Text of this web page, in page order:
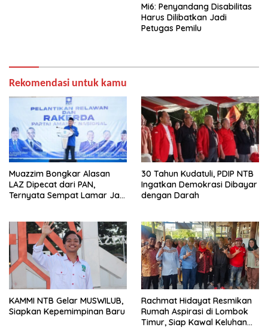
Mi6: Penyandang Disabilitas
Harus Dilibatkan Jadi
Petugas Pemilu
Rekomendasi untuk kamu
Muazzim Bongkar Alasan
LAZ Dipecat dari PAN,
Ternyata Sempat Lamar Jadi
30 Tahun Kudatuli, PDIP NTB
Ingatkan Demokrasi Dibayar
dengan Darah
KAMMI NTB Gelar MUSWILUB,
Siapkan Kepemimpinan Baru
Rachmat Hidayat Resmikan
Rumah Aspirasi di Lombok
Timur, Siap Kawal Keluhan